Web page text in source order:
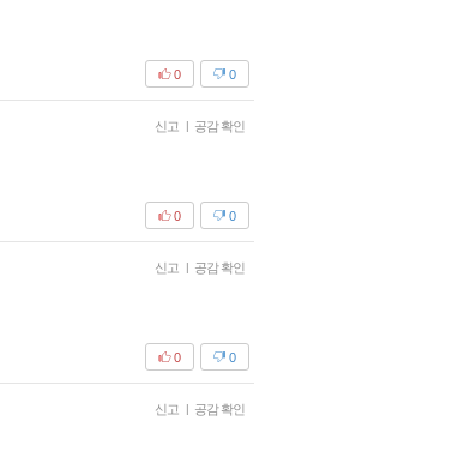
0
0
신고 | 공감 확인
0
0
신고 | 공감 확인
0
0
신고 | 공감 확인